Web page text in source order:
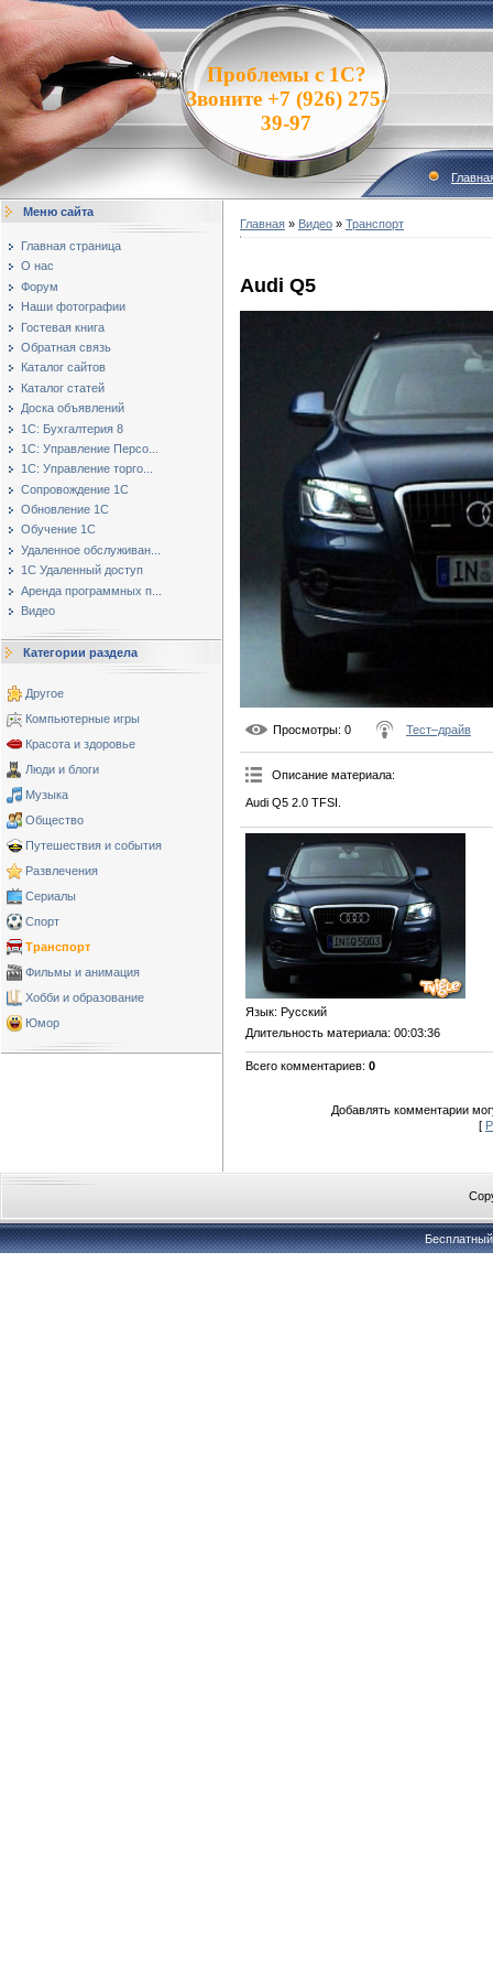
Проблемы с 1С?
Звоните +7 (926) 275-
39-97
Меню сайта
Главная страница
О нас
Форум
Наши фотографии
Гостевая книга
Обратная связь
Каталог сайтов
Каталог статей
Доска объявлений
1С: Бухгалтерия 8
1С: Управление Персо...
1С: Управление торго...
Сопровождение 1С
Обновление 1С
Обучение 1С
Удаленное обслуживан...
1С Удаленный доступ
Аренда программных п...
Видео
Категории раздела
Другое
Компьютерные игры
Красота и здоровье
Люди и блоги
Музыка
Общество
Путешествия и события
Развлечения
Сериалы
Спорт
Транспорт
Фильмы и анимация
Хобби и образование
Юмор
Главная » Видео » Транспорт
Audi Q5
Просмотры: 0 Тест–драйв
Описание материала:
Audi Q5 2.0 TFSI.
Язык: Русский
Длительность материала: 00:03:36
Всего комментариев: 0
Добавлять комментарии
[